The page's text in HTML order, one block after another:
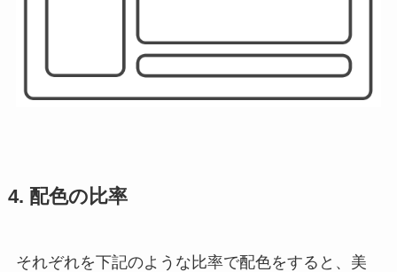
4. 配色の比率
それぞれを下記のような比率で配色をすると、美